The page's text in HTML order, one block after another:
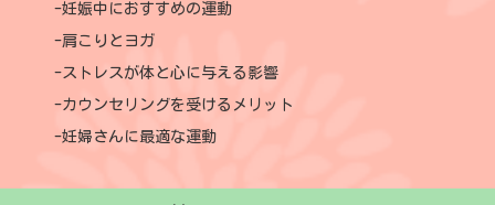
妊娠中におすすめの運動
肩こりとヨガ
ストレスが体と心に与える影響
カウンセリングを受けるメリット
妊婦さんに最適な運動